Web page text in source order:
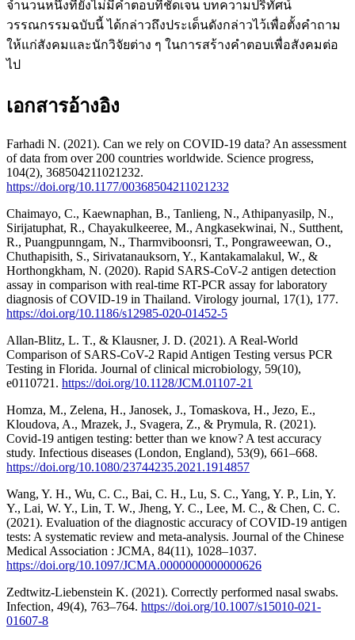
จำนวนหนึ่งที่ยังไม่มีคำตอบที่ชัดเจน บทความปริทัศน์
วรรณกรรมฉบับนี้ ได้กล่าวถึงประเด็นดังกล่าวไว้เพื่อตั้งคำถาม
ให้แก่สังคมและนักวิจัยต่าง ๆ ในการสร้างคำตอบเพื่อสังคมต่อ
ไป
เอกสารอ้างอิง
Farhadi N. (2021). Can we rely on COVID-19 data? An assessment
of data from over 200 countries worldwide. Science progress,
104(2), 368504211021232.
https://doi.org/10.1177/00368504211021232
Chaimayo, C., Kaewnaphan, B., Tanlieng, N., Athipanyasilp, N.,
Sirijatuphat, R., Chayakulkeeree, M., Angkasekwinai, N., Sutthent,
R., Puangpunngam, N., Tharmviboonsri, T., Pongraweewan, O.,
Chuthapisith, S., Sirivatanauksorn, Y., Kantakamalakul, W., &
Horthongkham, N. (2020). Rapid SARS-CoV-2 antigen detection
assay in comparison with real-time RT-PCR assay for laboratory
diagnosis of COVID-19 in Thailand. Virology journal, 17(1), 177.
https://doi.org/10.1186/s12985-020-01452-5
Allan-Blitz, L. T., & Klausner, J. D. (2021). A Real-World
Comparison of SARS-CoV-2 Rapid Antigen Testing versus PCR
Testing in Florida. Journal of clinical microbiology, 59(10),
e0110721. https://doi.org/10.1128/JCM.01107-21
Homza, M., Zelena, H., Janosek, J., Tomaskova, H., Jezo, E.,
Kloudova, A., Mrazek, J., Svagera, Z., & Prymula, R. (2021).
Covid-19 antigen testing: better than we know? A test accuracy
study. Infectious diseases (London, England), 53(9), 661–668.
https://doi.org/10.1080/23744235.2021.1914857
Wang, Y. H., Wu, C. C., Bai, C. H., Lu, S. C., Yang, Y. P., Lin, Y.
Y., Lai, W. Y., Lin, T. W., Jheng, Y. C., Lee, M. C., & Chen, C. C.
(2021). Evaluation of the diagnostic accuracy of COVID-19 antigen
tests: A systematic review and meta-analysis. Journal of the Chinese
Medical Association : JCMA, 84(11), 1028–1037.
https://doi.org/10.1097/JCMA.0000000000000626
Zedtwitz-Liebenstein K. (2021). Correctly performed nasal swabs.
Infection, 49(4), 763–764. https://doi.org/10.1007/s15010-021-
01607-8